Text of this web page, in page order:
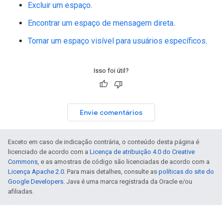
Excluir um espaço.
Encontrar um espaço de mensagem direta.
Tornar um espaço visível para usuários específicos.
Isso foi útil?
Envie comentários
Exceto em caso de indicação contrária, o conteúdo desta página é
licenciado de acordo com a Licença de atribuição 4.0 do Creative
Commons, e as amostras de código são licenciadas de acordo com a
Licença Apache 2.0. Para mais detalhes, consulte as políticas do site do
Google Developers. Java é uma marca registrada da Oracle e/ou
afiliadas.